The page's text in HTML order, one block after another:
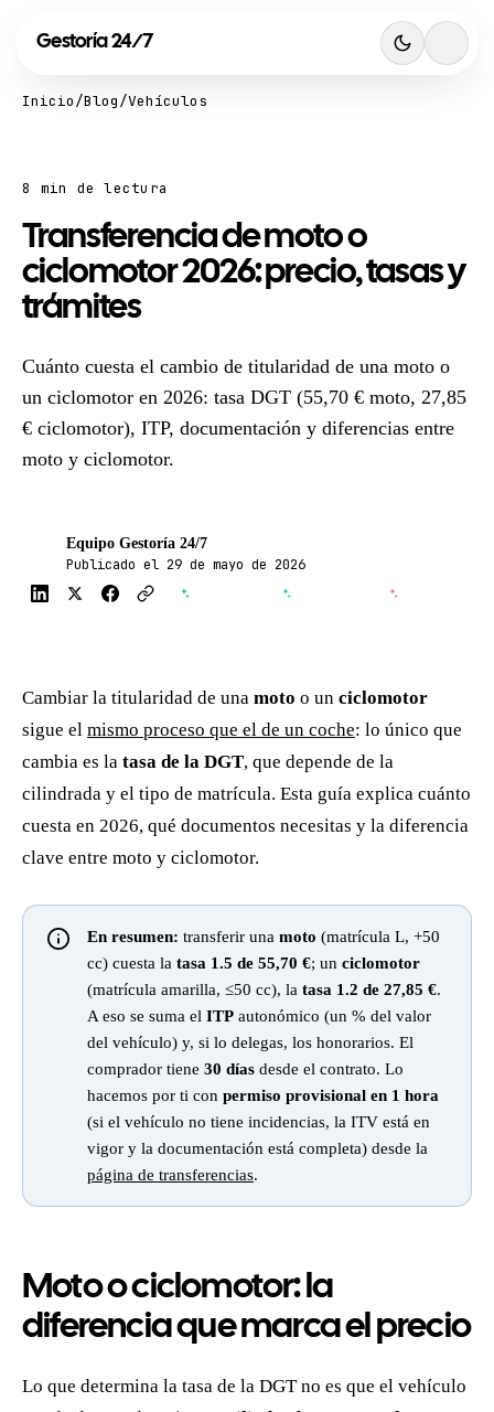
Gestoría 24/7
Tema oscuro
5,0 en Google· 81+ reseñas
Inicio/Blog/Vehículos
8 min de lectura
Transferencia de moto o
ciclomotor 2026: precio, tasas y
trámites
Cuánto cuesta el cambio de titularidad de una moto o
un ciclomotor en 2026: tasa DGT (55,70 € moto, 27,85
€ ciclomotor), ITP, documentación y diferencias entre
moto y ciclomotor.
Equipo Gestoría 24/7
Publicado el 29 de mayo de 2026
Cambiar la titularidad de una moto o un ciclomotor
sigue el mismo proceso que el de un coche: lo único que
cambia es la tasa de la DGT, que depende de la
cilindrada y el tipo de matrícula. Esta guía explica cuánto
cuesta en 2026, qué documentos necesitas y la diferencia
clave entre moto y ciclomotor.
En resumen: transferir una moto (matrícula L, +50
cc) cuesta la tasa 1.5 de 55,70 €; un ciclomotor
(matrícula amarilla, ≤50 cc), la tasa 1.2 de 27,85 €.
A eso se suma el ITP autonómico (un % del valor
del vehículo) y, si lo delegas, los honorarios. El
comprador tiene 30 días desde el contrato. Lo
hacemos por ti con permiso provisional en 1 hora
(si el vehículo no tiene incidencias, la ITV está en
vigor y la documentación está completa) desde la
página de transferencias.
Moto o ciclomotor: la
diferencia que marca el precio
Lo que determina la tasa de la DGT no es que el vehículo